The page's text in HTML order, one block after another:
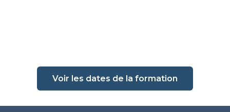
Voir les dates de la formation